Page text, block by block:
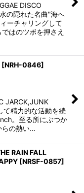
DISCO
の隠れた名曲"海へ
ーチャリングして
はのツボを押さえ
[NRH-0846]
JARCK,JUNK
て精力的な活動を続
。至る所にぶつか
らの熱い…
RAIN FALL
[NRSF-0857]